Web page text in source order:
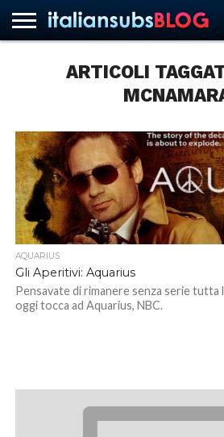
ARTICOLI
AQUARIUS
Gli Aperitivi: Aquarius
Pensavate di rimanere senza serie tutta
oggi tocca ad Aquarius, NBC.